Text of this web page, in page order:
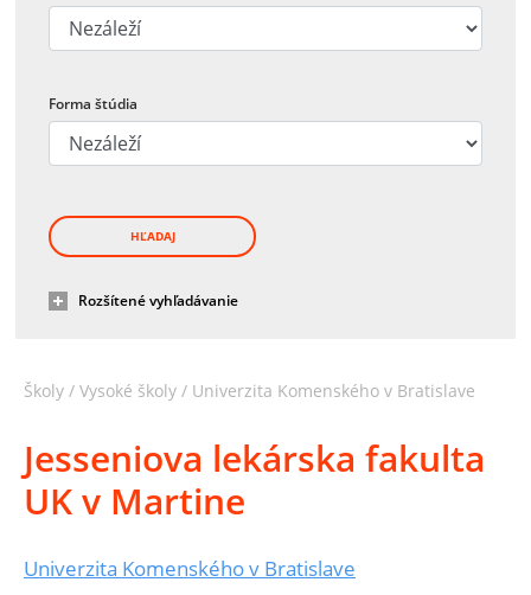
Forma štúdia
HĽADAJ
Rozšítené vyhľadávanie
Školy / Vysoké školy / Univerzita Komenského v Bratislave
Jesseniova lekárska fakulta
UK v Martine
Univerzita Komenského v Bratislave